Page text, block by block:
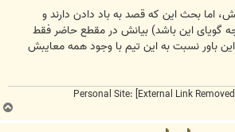
اما بحث این که قصد به باد دادن دارند و
گویای این باشد) بیانش در مقطع حاضر فقط
باور نسبت به این تیم با وجود همه معایبش
Personal Site:[External Link
ب
ا